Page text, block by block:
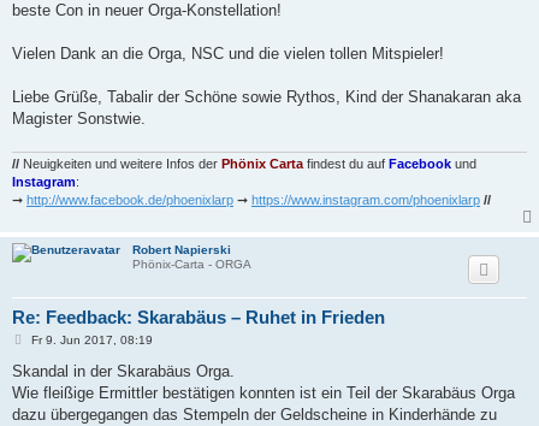
beste Con in neuer Orga-Konstellation!
Vielen Dank an die Orga, NSC und die vielen tollen Mitspieler!
Liebe Grüße, Tabalir der Schöne sowie Rythos, Kind der Shanakaran aka
Magister Sonstwie.
// Neuigkeiten und weitere Infos der Phönix Carta findest du auf Facebook und
Instagram:
➞ http://www.facebook.de/phoenixlarp ➞ https://www.instagram.com/phoenixlarp //
Robert Napierski
Phönix-Carta - ORGA
Re: Feedback: Skarabäus – Ruhet in Frieden
B
i
r
a
Fr 9. Jun 2017, 08:19
Skandal in der Skarabäus Orga.
Wie fleißige Ermittler bestätigen konnten ist ein Teil der Skarabäus Orga
dazu übergegangen das Stempeln der Geldscheine in Kinderhände zu